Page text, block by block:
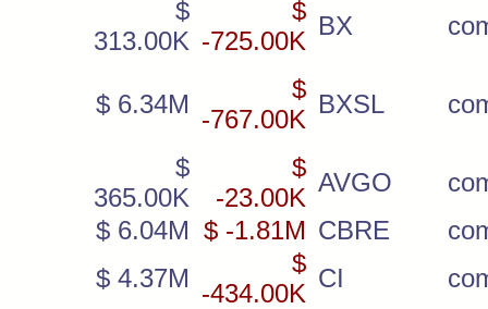
$
313.00K
$
-725.00K
BX
$ 6.34M
$
-767.00K
BXSL
$
365.00K
$
-23.00K
AVGO
$ 6.04M $ -1.81M CBRE
$ 4.37M
$
-434.00K
CI